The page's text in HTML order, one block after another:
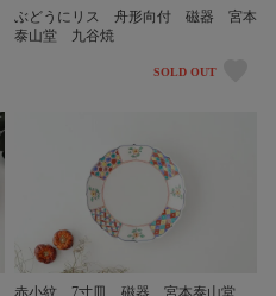
ぶどうにリス 舟形向付 磁器 宮本
泰山堂 九谷焼
SOLD OUT
赤小紋 7寸皿 磁器 宮本泰山堂